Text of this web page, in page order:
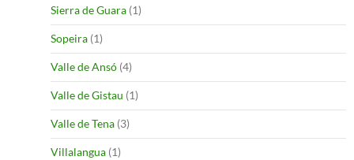
Sierra de Guara (1)
Sopeira (1)
Valle de Ansó (4)
Valle de Gistau (1)
Valle de Tena (3)
Villalangua (1)